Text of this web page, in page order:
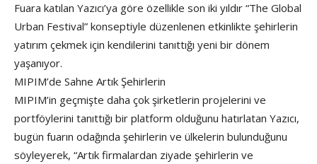
Fuara katılan Yazıcı’ya göre özellikle son iki yıldır “The Global
Urban Festival” konseptiyle düzenlenen etkinlikte şehirlerin
yatırım çekmek için kendilerini tanıttığı yeni bir dönem
yaşanıyor.
MIPIM’de Sahne Artık Şehirlerin
MIPIM’in geçmişte daha çok şirketlerin projelerini ve
portföylerini tanıttığı bir platform olduğunu hatırlatan Yazıcı,
bugün fuarın odağında şehirlerin ve ülkelerin bulunduğunu
söyleyerek, “Artık firmalardan ziyade şehirlerin ve